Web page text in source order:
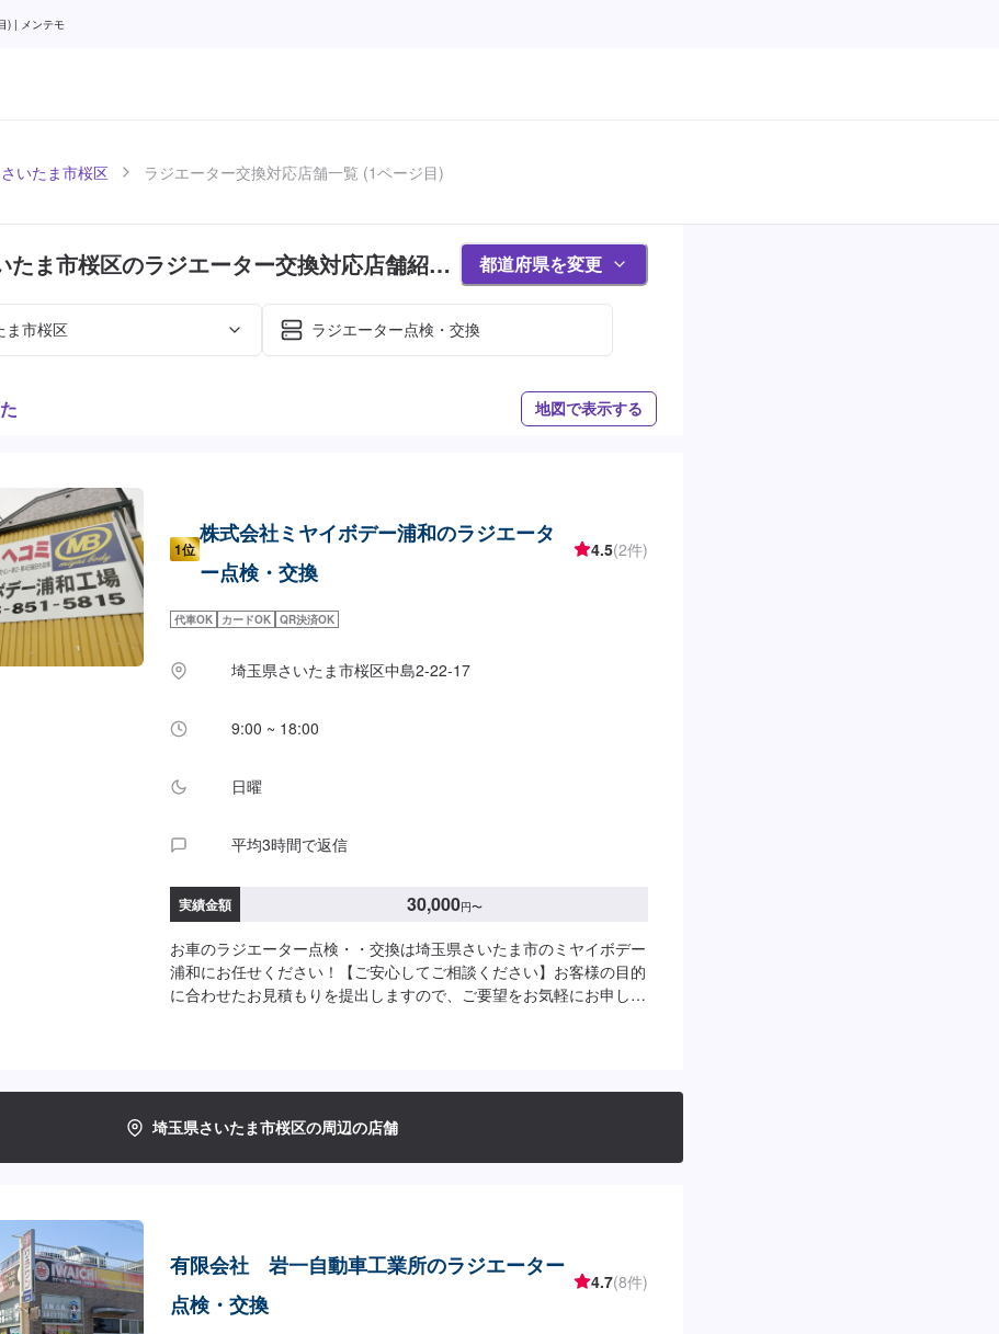
) | メンテモ
さいたま市桜区 ラジエーター交換対応店舗一覧 (1ページ目)
たま市桜区のラジエーター交換対応店舗紹介
)
都道府県を変更
ま市桜区 ラジエーター点検・交換
地図で表示する
1位
株式会社ミヤイボデー浦和のラジエータ
ー点検・交換
4.5(2件)
代車OK カードOK QR決済OK
埼玉県さいたま市桜区中島2-22-17
9:00 ~ 18:00
日曜
平均3時間で返信
実績金額 30,000円〜
お車のラジエーター点検・・交換は埼玉県さいたま市のミヤイボデー
浦和にお任せください！【ご安心してご相談ください】お客様の目的
に合わせたお見積もりを提出しますので、ご要望をお気軽にお申し付
点や、不安な点はしっかり伺い、丁寧に説明させていただきますの
【2】車の確認・お見積もりの作成【3】車のお預かり【4】修理開始
日曜日はお問い合わせください。営業時間：9:00~18:00
埼玉県さいたま市桜区の周辺の店舗
有限会社 岩一自動車工業所のラジエーター
点検・交換
4.7(8件)